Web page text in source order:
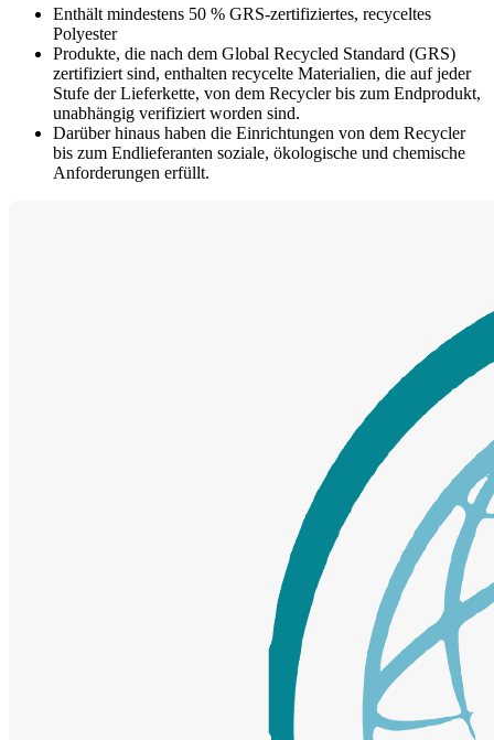
Enthält mindestens 50 % GRS-zertifiziertes, recyceltes
Polyester
Produkte, die nach dem Global Recycled Standard (GRS)
zertifiziert sind, enthalten recycelte Materialien, die auf jeder
Stufe der Lieferkette, von dem Recycler bis zum Endprodukt,
unabhängig verifiziert worden sind.
Darüber hinaus haben die Einrichtungen von dem Recycler
bis zum Endlieferanten soziale, ökologische und chemische
Anforderungen erfüllt.